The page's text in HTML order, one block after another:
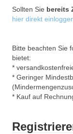
Sollten Sie bereits
hier direkt
Bitte beachten Sie
bietet:
*
* Geringer
* Kauf auf